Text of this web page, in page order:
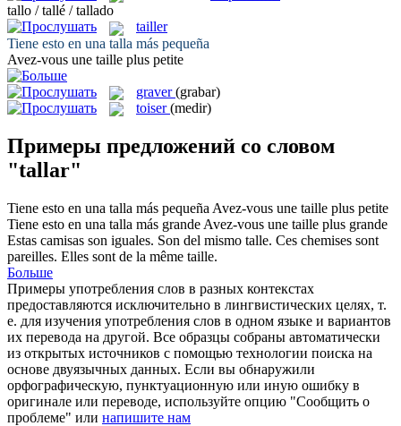
tallo / tallé / tallado
tailler
Tiene esto en una talla más pequeña
Avez-vous une taille plus petite
graver (grabar)
toiser (medir)
Примеры предложений со словом
"tallar"
Tiene esto en una talla más pequeña Avez-vous une taille plus petite
Tiene esto en una talla más grande Avez-vous une taille plus grande
Estas camisas son iguales. Son del mismo talle. Ces chemises sont
pareilles. Elles sont de la même taille.
Больше
Примеры употребления слов в разных контекстах
предоставляются исключительно в лингвистических целях, т.
е. для изучения употребления слов в одном языке и вариантов
их перевода на другой. Все образцы собраны автоматически
из открытых источников с помощью технологии поиска на
основе двуязычных данных. Если вы обнаружили
орфографическую, пунктуационную или иную ошибку в
оригинале или переводе, используйте опцию "Сообщить о
проблеме" или напишите нам